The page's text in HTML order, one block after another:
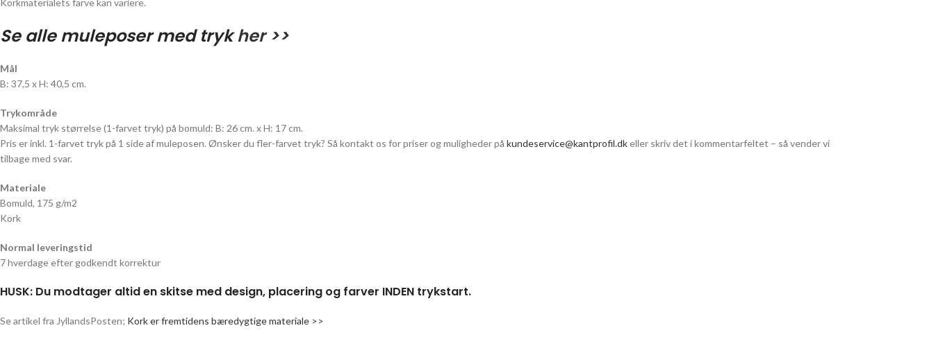
Korkmaterialets farve kan variere.
Se alle muleposer med trykher >>
Mål
B: 37,5 x H: 40,5 cm.
Trykområde
Maksimal tryk størrelse (1-farvet tryk) på bomuld: B: 26 cm. x H: 17 cm.
Pris er inkl. 1-farvet tryk på 1 side af muleposen. Ønsker du fler-farvet tryk? Så kontakt os for priser og muligheder på kundeservice@kantprofil.dkeller skriv det i kommentarfeltet – så vender vi
tilbage med svar.
Materiale
Bomuld, 175 g/m2
Kork
Normal leveringstid
7 hverdage efter godkendt korrektur
HUSK: Du modtager altid en skitse med design, placering og farver INDEN trykstart.
Se artikel fra JyllandsPosten; Kork er fremtidens bæredygtige materiale >>